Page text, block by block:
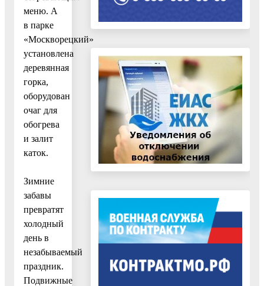
меню. А
в парке
«Москворецкий»
установлена
деревянная
горка,
оборудован
очаг для
обогрева
и залит
каток.
Зимние
забавы
превратят
холодный
день в
незабываемый
праздник.
Подвижные